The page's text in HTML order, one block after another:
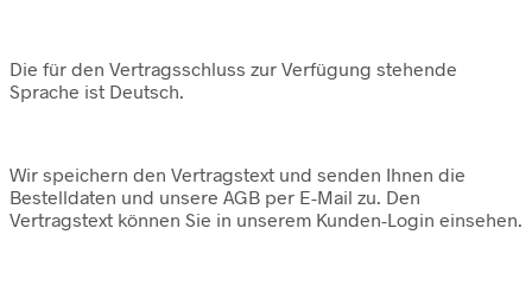
Die für den Vertragsschluss zur Verfügung stehende
Sprache ist Deutsch.
Wir speichern den Vertragstext und senden Ihnen die
Bestelldaten und unsere AGB per E-Mail zu. Den
Vertragstext können Sie in unserem Kunden-Login einsehen.